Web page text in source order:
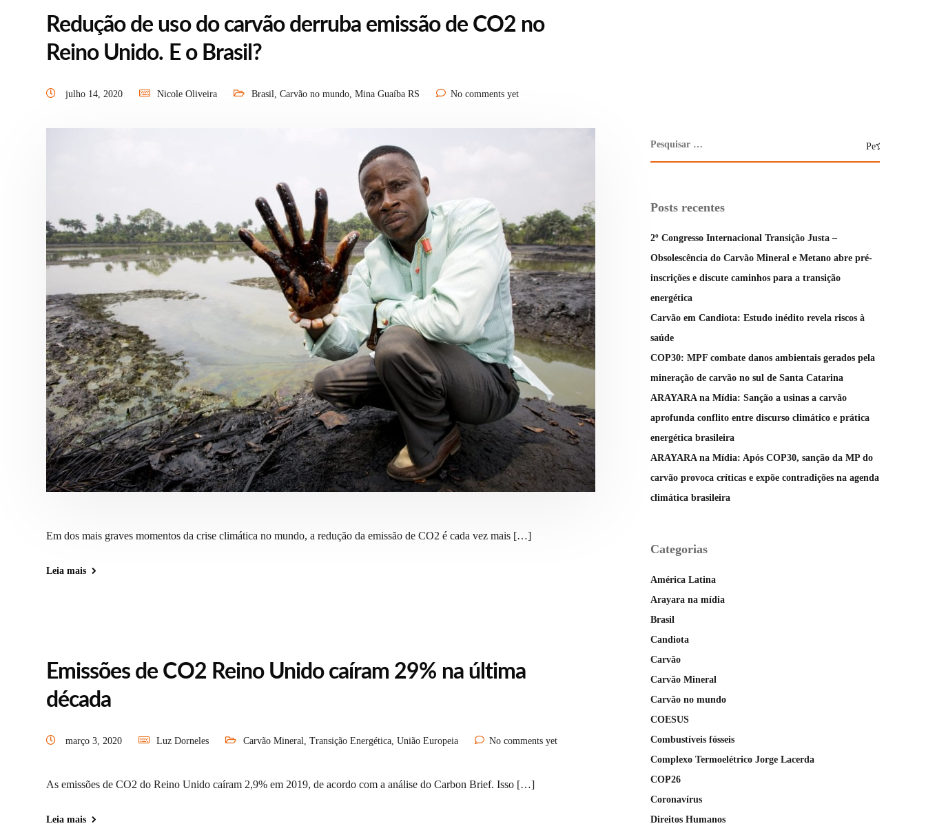
Redução de uso do carvão derruba emissão de CO2 no
Reino Unido. E o Brasil?
julho 14, 2020 Nicole Oliveira Brasil, Carvão no mundo, Mina Guaíba RS No comments yet
Em dos mais graves momentos da crise climática no mundo, a redução da emissão de CO2 é cada vez mais […]
Leia mais
Emissões de CO2 Reino Unido caíram 29% na última
década
março 3, 2020 Luz Dorneles Carvão Mineral, Transição Energética, União Europeia No comments yet
As emissões de CO2 do Reino Unido caíram 2,9% em 2019, de acordo com a análise do Carbon Brief. Isso […]
Leia mais
Posts recentes
2º Congresso Internacional Transição Justa –
Obsolescência do Carvão Mineral e Metano abre pré-
inscrições e discute caminhos para a transição
energética
Carvão em Candiota: Estudo inédito revela riscos à
saúde
COP30: MPF combate danos ambientais gerados pela
mineração de carvão no sul de Santa Catarina
ARAYARA na Mídia: Sanção a usinas a carvão
aprofunda conflito entre discurso climático e prática
energética brasileira
ARAYARA na Mídia: Após COP30, sanção da MP do
carvão provoca críticas e expõe contradições na agenda
climática brasileira
Categorias
América Latina
Arayara na mídia
Brasil
Candiota
Carvão
Carvão Mineral
Carvão no mundo
COESUS
Combustíveis fósseis
Complexo Termoelétrico Jorge Lacerda
COP26
Coronavírus
Direitos Humanos